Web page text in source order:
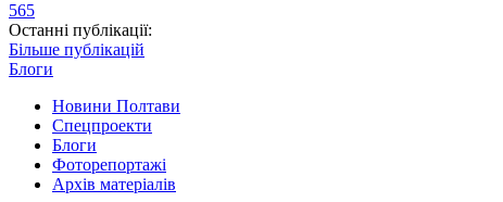
565
Останні публікації:
Більше публікацій
Блоги
Новини Полтави
Спецпроекти
Блоги
Фоторепортажі
Архів матеріалів